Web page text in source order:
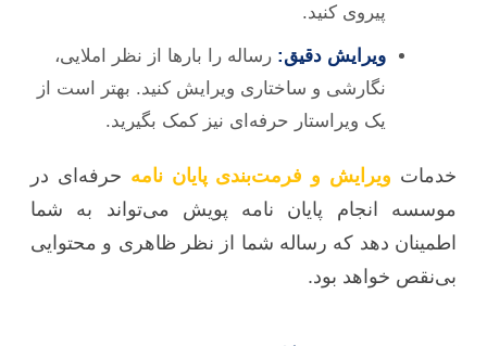
پیروی کنید.
ویرایش دقیق: رساله را بارها از نظر املایی،
نگارشی و ساختاری ویرایش کنید. بهتر است از
یک ویراستار حرفه‌ای نیز کمک بگیرید.
خدمات ویرایش و فرمت‌بندی پایان نامه حرفه‌ای در
موسسه انجام پایان نامه پویش می‌تواند به شما
اطمینان دهد که رساله شما از نظر ظاهری و محتوایی
بی‌نقص خواهد بود.